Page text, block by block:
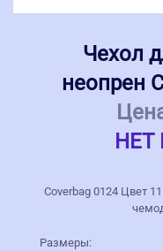
Чехол
неопрен
Coverbag 0124 Цвет
Размеры: